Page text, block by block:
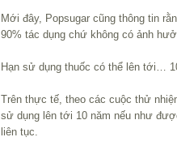
Mới đây, Popsugar cũng thông tin
90% tác dụng chứ không có ảnh
Hạn sử dụng thuốc có thể lên tới…
Trên thực tế, theo các cuộc thử
sử dụng lên tới 10 năm nếu như
liên tục.